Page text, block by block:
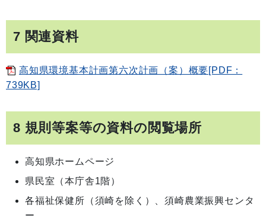
7 関連資料
高知県環境基本計画第六次計画（案）概要[PDF：
739KB]
8 規則等案等の資料の閲覧場所
高知県ホームページ
県民室（本庁舎1階）
各福祉保健所（須崎を除く）、須崎農業振興センタ
ー